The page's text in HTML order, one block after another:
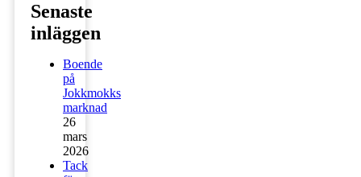
Senaste
inläggen
Boende
på
Jokkmokks
marknad
26
mars
2026
Tack